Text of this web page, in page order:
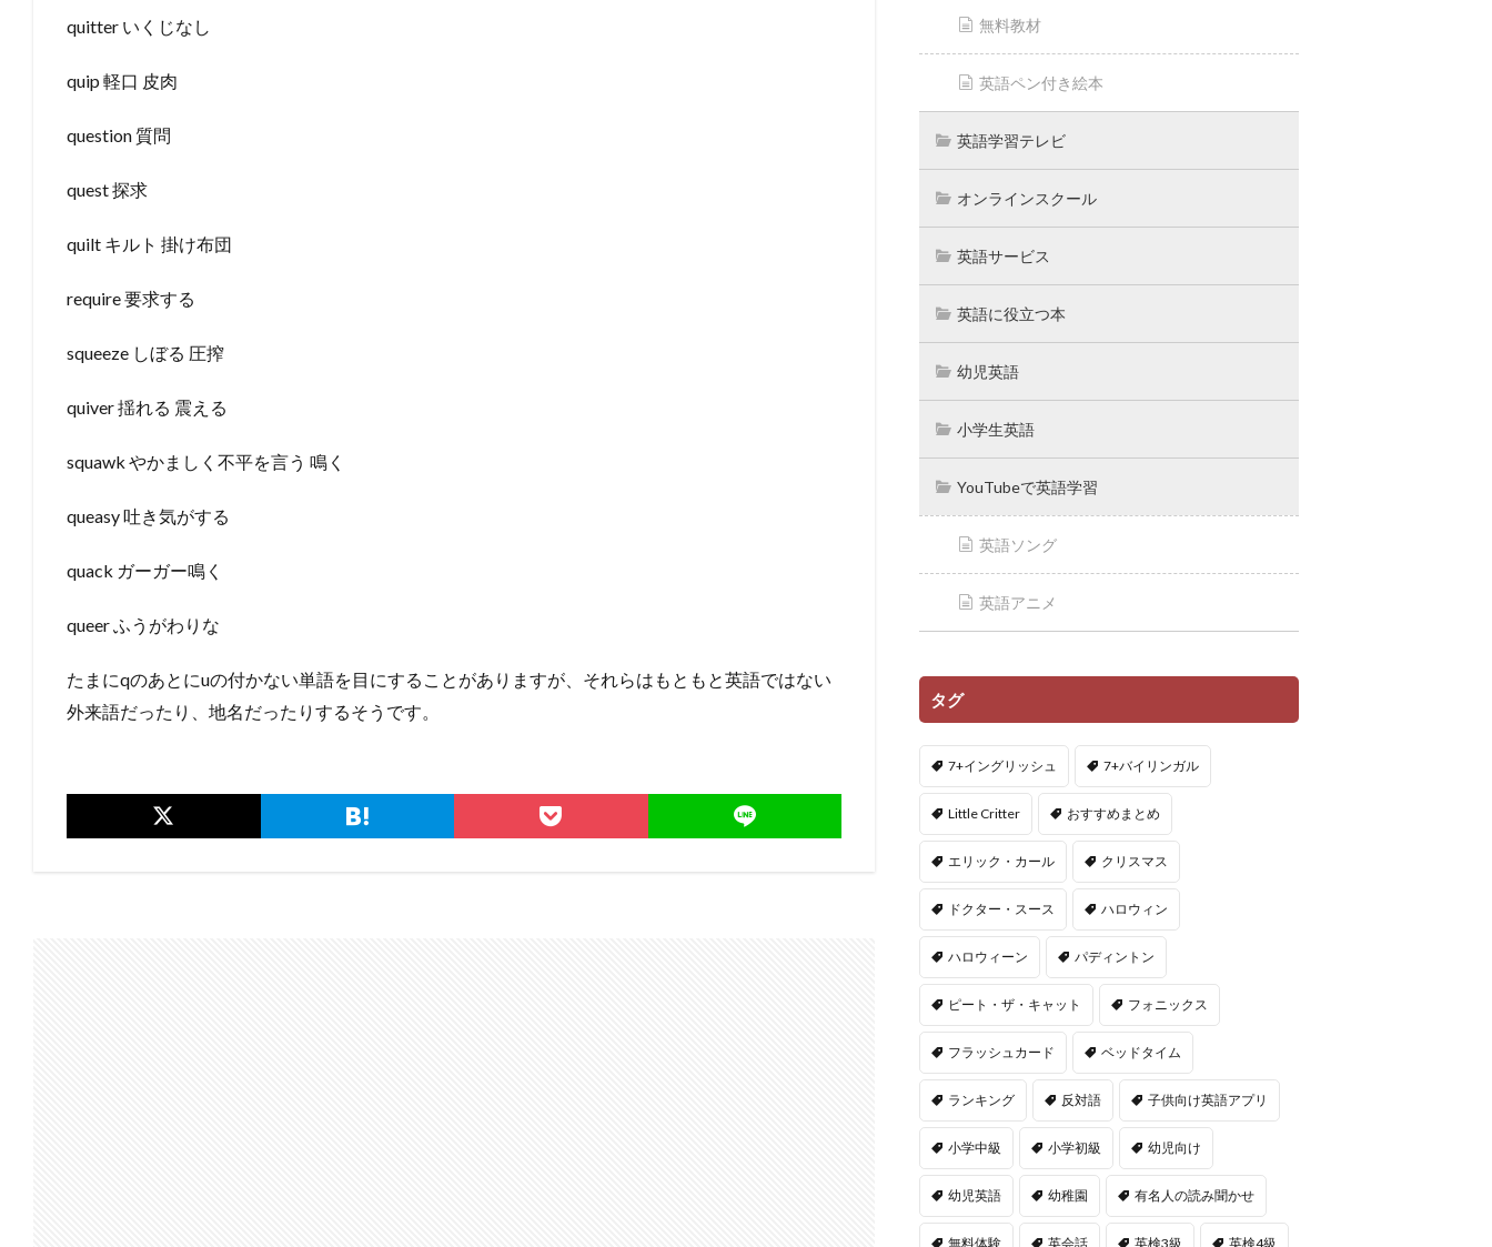
quitter いくじなし
quip 軽口 皮肉
question 質問
quest 探求
quilt キルト 掛け布団
require 要求する
squeeze しぼる 圧搾
quiver 揺れる 震える
squawk やかましく不平を言う 鳴く
queasy 吐き気がする
quack ガーガー鳴く
queer ふうがわりな
たまにqのあとにuの付かない単語を目にすることがありますが、それらはもともと英語ではない
外来語だったり、地名だったりするそうです。
無料教材
英語ペン付き絵本
英語学習テレビ
オンラインスクール
英語サービス
英語に役立つ本
幼児英語
小学生英語
YouTubeで英語学習
英語ソング
英語アニメ
タグ
7+イングリッシュ 7+バイリンガル
Little Critter おすすめまとめ
エリック・カール クリスマス
ドクター・スース ハロウィン
ハロウィーン パディントン
ピート・ザ・キャット フォニックス
フラッシュカード ベッドタイム
ランキング 反対語 子供向け英語アプリ
小学中級 小学初級 幼児向け
幼児英語 幼稚園 有名人の読み聞かせ
無料体験 英会話 英検3級 英検4級